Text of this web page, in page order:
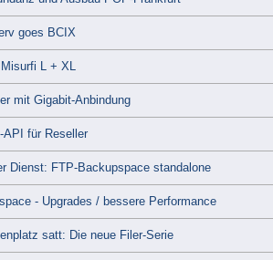
goes BCIX
L + XL
mit Gigabit-Anbindung
API für Reseller
Dienst: FTP-Backupspace standalone
- Upgrades / bessere Performance
satt: Die neue Filer-Serie